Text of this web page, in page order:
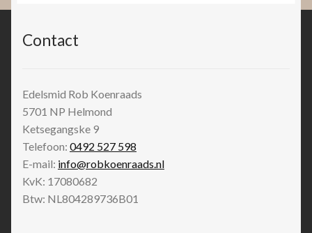
Contact
Edelsmid Rob Koenraads
5701 NP Helmond
Ketsegangske 9
Telefoon: 0492 527 598
E-mail: info@robkoenraads.nl
KvK: 17080682
Btw: NL804289736B01